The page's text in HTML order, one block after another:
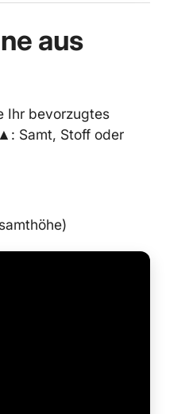
aus
Ihr bevorzugtes
Samt, Stoff oder